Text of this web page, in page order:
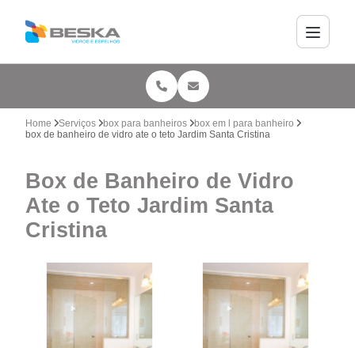
Home Serviços box para banheiros
box em l para banheiro
box de banheiro de vidro ate o teto Jardim Santa Cristina
Box de Banheiro de Vidro
Ate o Teto Jardim Santa
Cristina